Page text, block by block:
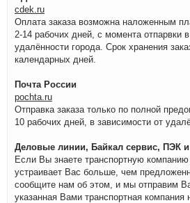
cdek.ru
Оплата заказа возможна наложенным
2-14 рабочих дней, с момента отпарвки
удалённости города. Срок хранения
календарных дней.
Почта России
pochta.ru
Отправка заказа только по полной
10 рабочих дней, в зависимости от
Деловые линии, Байкал сервис, ПЭК
Если Вы знаете транспортную
устраивает Вас больше, чем
сообщите нам об этом, и мы отправим
указанная Вами транспортная компания